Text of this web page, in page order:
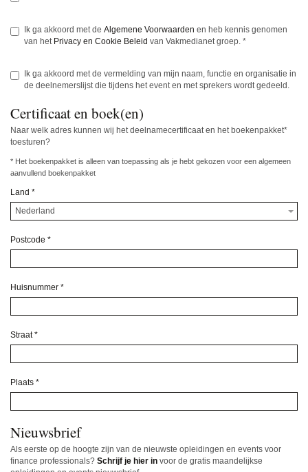
Ik ga akkoord met de Algemene Voorwaarden en heb kennis genomen
van het Privacy en Cookie Beleid van Vakmedianet groep. *
Ik ga akkoord met de vermelding van mijn naam, functie en organisatie in
de deelnemerslijst die tijdens het event en met sprekers wordt gedeeld.
Certificaat en boek(en)
Naar welk adres kunnen wij het deelnamecertificaat en het boekenpakket*
toesturen?
* Het boekenpakket is alleen van toepassing als je hebt gekozen voor een algemeen
aanvullend boekenpakket
Land *
Nederland
Postcode *
Huisnummer *
Straat*
Plaats *
Nieuwsbrief
Als eerste op de hoogte zijn van de nieuwste opleidingen en events voor
finance professionals? Schrijf je hier in voor de gratis maandelijkse